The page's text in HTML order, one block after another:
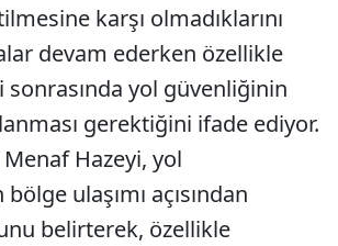
karşı olmadıklarını
devam ederken özellikle
sonrasında yol güvenliğinin
gerektiğini ifade ediyor.
Hazeyi, yol
bölge ulaşımı açısından
belirterek, özellikle